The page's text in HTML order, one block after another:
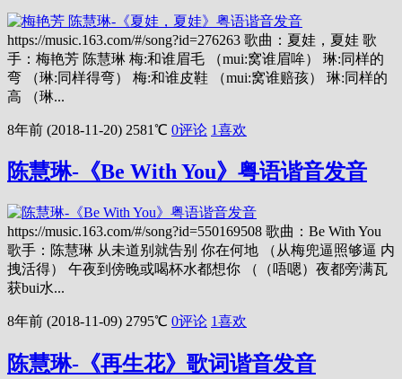
https://music.163.com/#/song?id=276263 歌曲：夏娃，夏娃 歌
手：梅艳芳 陈慧琳 梅:和谁眉毛 （mui:窝谁眉哞） 琳:同样的
弯 （琳:同样得弯） 梅:和谁皮鞋 （mui:窝谁赔孩） 琳:同样的
高 （琳...
8年前 (2018-11-20) 2581℃ 0评论 1喜欢
陈慧琳-《Be With You》粤语谐音发音
https://music.163.com/#/song?id=550169508 歌曲：Be With You
歌手：陈慧琳 从未道别就告别 你在何地 （从梅兜逼照够逼 内
拽活得） 午夜到傍晚或喝杯水都想你 （（唔嗯）夜都旁满瓦
获bui水...
8年前 (2018-11-09) 2795℃ 0评论 1喜欢
陈慧琳-《再生花》歌词谐音发音